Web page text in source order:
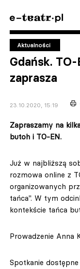
Aktualności
Gdańsk.
zaprasza
23.10.2020, 15:19
Zapraszamy na
butoh i TO-EN.
Już w najbliższą
rozmowa online z
organizowanych
tańca". W tym
kontekście tańca
Prowadzenie Anna
Spotkanie